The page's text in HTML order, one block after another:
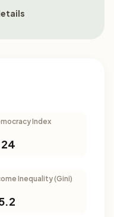
Index
Inequality (Gini)